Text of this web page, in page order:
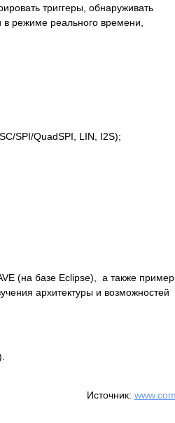
триггеры, обнаруживать
режиме реального времени,
SPI/QuadSPI, LIN, I2S);
(на базе Eclipse), а также
архитектуры и возможностей
Источник: